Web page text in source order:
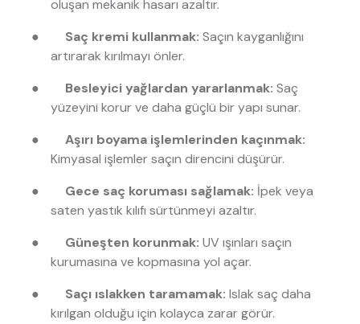
oluşan mekanik hasarı azaltır.
●
Saç kremi kullanmak: Saçın kayganlığını
artırarak kırılmayı önler.
●
Besleyici yağlardan yararlanmak: Saç
yüzeyini korur ve daha güçlü bir yapı sunar.
●
Aşırı boyama işlemlerinden kaçınmak:
Kimyasal işlemler saçın direncini düşürür.
●
Gece saç koruması sağlamak: İpek veya
saten yastık kılıfı sürtünmeyi azaltır.
●
Güneşten korunmak: UV ışınları saçın
kurumasına ve kopmasına yol açar.
●
Saçı ıslakken taramamak: Islak saç daha
kırılgan olduğu için kolayca zarar görür.